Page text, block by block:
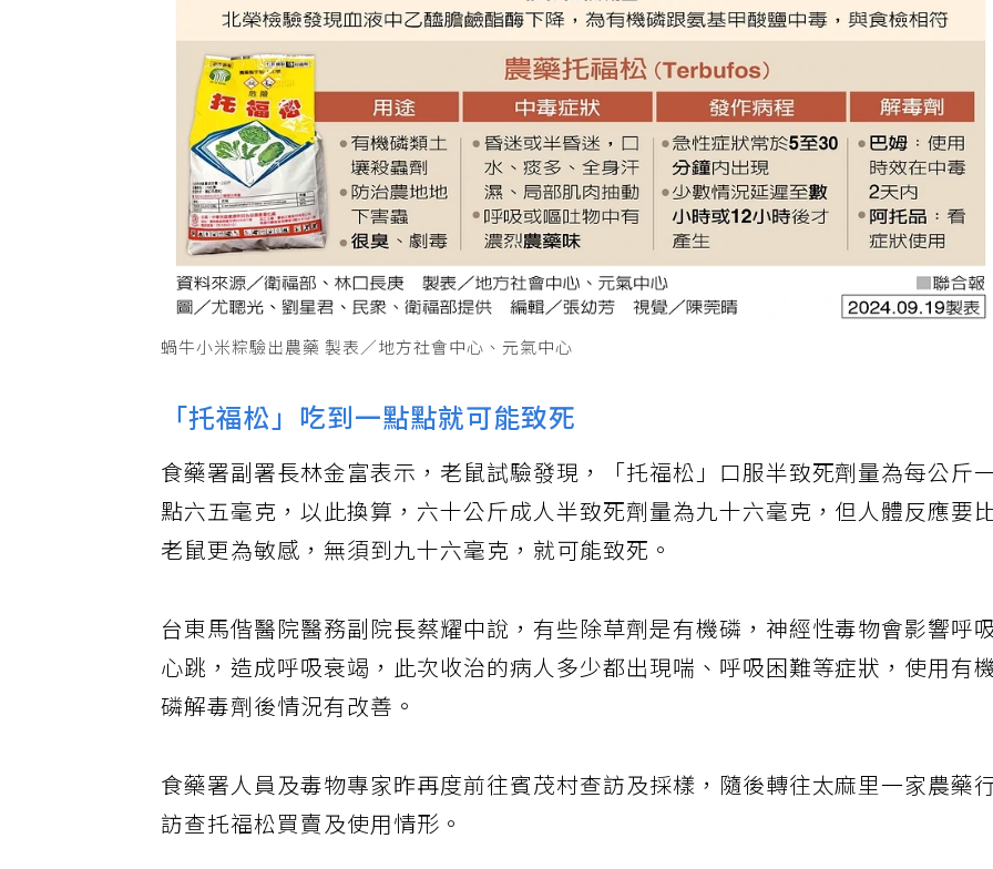
蝸牛小米粽驗出農藥 製表／地方社會中心、元氣中心
「托福松」吃到一點點就可能致死
食藥署副署長林金富表示，老鼠試驗發現，「托福松」口服半致死劑量為每公斤
點六五毫克，以此換算，六十公斤成人半致死劑量為九十六毫克，但人體反應要
老鼠更為敏感，無須到九十六毫克，就可能致死。
台東馬偕醫院醫務副院長蔡耀中說，有些除草劑是有機磷，神經性毒物會影響呼
心跳，造成呼吸衰竭，此次收治的病人多少都出現喘、呼吸困難等症狀，使用有
磷解毒劑後情況有改善。
食藥署人員及毒物專家昨再度前往賓茂村查訪及採樣，隨後轉往太麻里一家農藥
訪查托福松買賣及使用情形。